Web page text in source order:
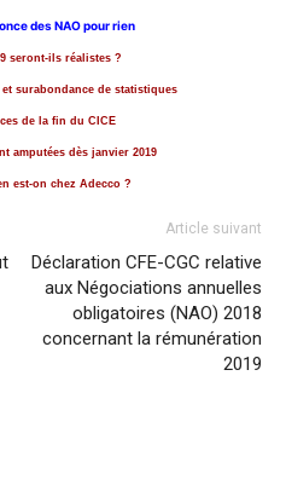
des NAO pour rien
seront-ils réalistes ?
et surabondance de statistiques
de la fin du CICE
amputées dès janvier 2019
est-on chez Adecco ?
Article suivant
Déclaration CFE-CGC relative
aux Négociations annuelles
obligatoires (NAO) 2018
concernant la rémunération
2019